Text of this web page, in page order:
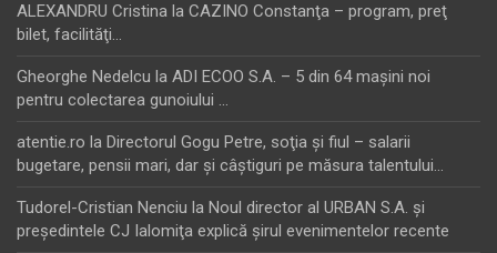
ALEXANDRU Cristina la CAZINO Constanţa – program, preţ
bilet, facilităţi…
Gheorghe Nedelcu la ADI ECOO S.A. – 5 din 64 maşini noi
pentru colectarea gunoiului …
atentie.ro la Directorul Gogu Petre, soţia şi fiul – salarii
bugetare, pensii mari, dar şi câştiguri pe măsura talentului…
Tudorel-Cristian Nenciu la Noul director al URBAN S.A. şi
preşedintele CJ Ialomiţa explică şirul evenimentelor recente